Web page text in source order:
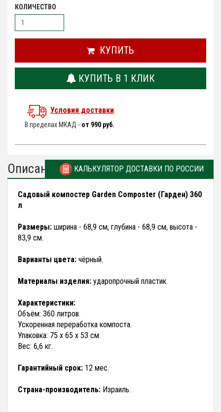
КОЛИЧЕСТВО
КУПИТЬ
КУПИТЬ В 1 КЛИК
Условия доставки
В пределах МКАД - от 990 руб.
Описание КАЛЬКУЛЯТОР ДОСТАВКИ ПО РОССИИ
Садовый компостер Garden Composter (Гарден) 360
л
Размеры: ширина - 68,9 см, глубина - 68,9 см, высота -
83,9 см.
Варианты цвета: чёрный.
Материалы изделия: ударопрочный пластик.
Характеристики:
Объём: 360 литров.
Ускоренная переработка компоста.
Упаковка: 75 х 65 х 53 см.
Вес: 6,6 кг.
Гарантийный срок: 12 мес.
Страна-производитель: Израиль.